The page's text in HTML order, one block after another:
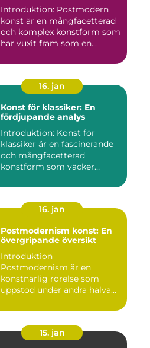
Introduktion: Postmodern
konst är en mångfacetterad
och komplex konstform som
har vuxit fram som en...
16. jan
Konst för klassiker: En
fördjupande analys
Introduktion: Konst för
klassiker är en fascinerande
och mångfacetterad
konstform som väcker
16. jan
Postmodernism konst: En
övergripande översikt
Introduktion
Postmodernism är en
konstnärlig rörelse som
uppstod under andra halvan
15. jan